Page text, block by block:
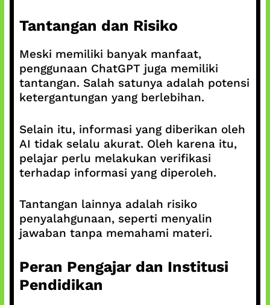
Tantangan dan Risiko
Meski memiliki banyak manfaat,
penggunaan ChatGPT juga memiliki
tantangan. Salah satunya adalah potensi
ketergantungan yang berlebihan.
Selain itu, informasi yang diberikan oleh
AI tidak selalu akurat. Oleh karena itu,
pelajar perlu melakukan verifikasi
terhadap informasi yang diperoleh.
Tantangan lainnya adalah risiko
penyalahgunaan, seperti menyalin
jawaban tanpa memahami materi.
Peran Pengajar dan Institusi
Pendidikan